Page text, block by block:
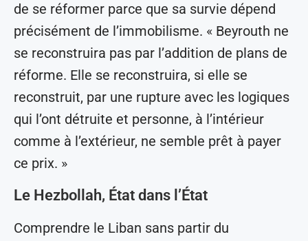
de se réformer parce que sa survie dépend
précisément de l’immobilisme. « Beyrouth ne
se reconstruira pas par l’addition de plans de
réforme. Elle se reconstruira, si elle se
reconstruit, par une rupture avec les logiques
qui l’ont détruite et personne, à l’intérieur
comme à l’extérieur, ne semble prêt à payer
ce prix. »
Le Hezbollah, État dans l’État
Comprendre le Liban sans partir du